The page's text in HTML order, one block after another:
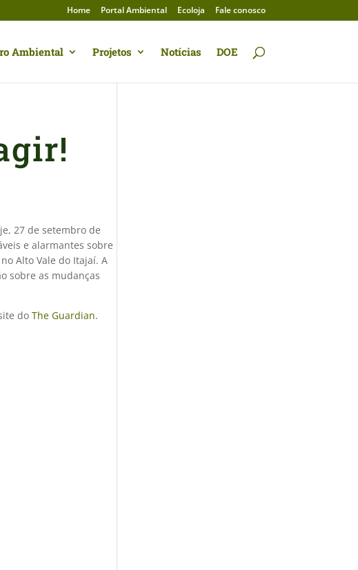
Home Portal Ambiental Ecoloja Fale conosco
Ambiental Projetos Notícias DOE
27 de setembro de
e alarmantes sobre
Alto Vale do Itajaí. A
sobre as mudanças
do The Guardian.